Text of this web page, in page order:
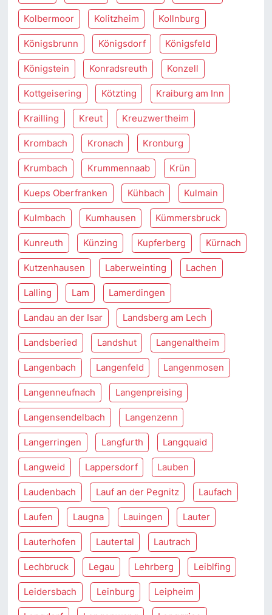
Kolbermoor Kolitzheim Kollnburg
Königsbrunn Königsdorf Königsfeld
Königstein Konradsreuth Konzell
Kottgeisering Kötzting Kraiburg am Inn
Krailling Kreut Kreuzwertheim
Krombach Kronach Kronburg
Krumbach Krummennaab Krün
Kueps Oberfranken Kühbach Kulmain
Kulmbach Kumhausen Kümmersbruck
Kunreuth Künzing Kupferberg Kürnach
Kutzenhausen Laberweinting Lachen
Lalling Lam Lamerdingen
Landau an der Isar Landsberg am Lech
Landsberied Landshut Langenaltheim
Langenbach Langenfeld Langenmosen
Langenneufnach Langenpreising
Langensendelbach Langenzenn
Langerringen Langfurth Langquaid
Langweid Lappersdorf Lauben
Laudenbach Lauf an der Pegnitz Laufach
Laufen Laugna Lauingen Lauter
Lauterhofen Lautertal Lautrach
Lechbruck Legau Lehrberg Leiblfing
Leidersbach Leinburg Leipheim